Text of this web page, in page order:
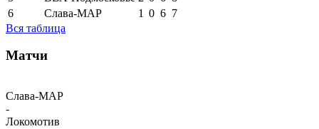
6
Слава-МАР 1 0 6 7
Вся таблица
Матчи
Слава-МАР
-
Локомотив